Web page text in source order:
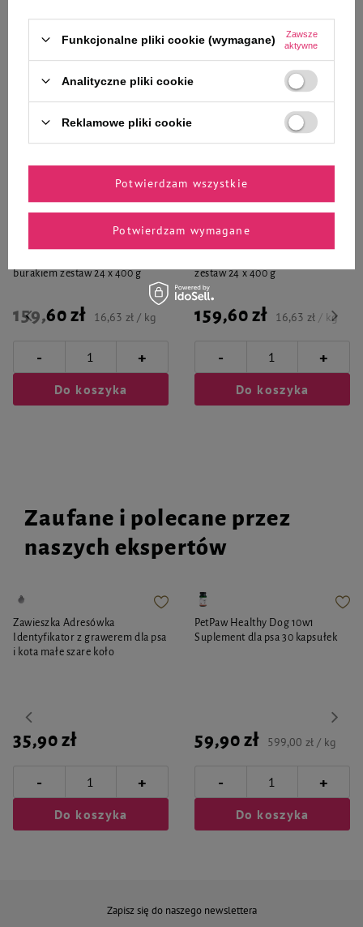
Wybrane specjalnie dla
Ciebie i Twojego czworonoga
burakiem zestaw 24 x 400 g
159,60 zł 16,63 zł / kg
- +
Do koszyka
zestaw 24 x 400 g
159,60 zł 16,63 zł / kg
- +
Do koszyka
Zaufane i polecane przez
naszych ekspertów
Zawieszka Adresówka
Identyfikator z grawerem dla psa
i kota małe szare koło
35,90 zł
- +
Do koszyka
PetPaw Healthy Dog 10w1
Suplement dla psa 30 kapsułek
59,90 zł 599,00 zł / kg
- +
Do koszyka
Zapisz się do naszego newslettera
Funkcjonalne pliki cookie (wymagane)
Zawsze
aktywne
Analityczne pliki cookie
Reklamowe pliki cookie
Potwierdzam wymagane
Potwierdzam wszystkie